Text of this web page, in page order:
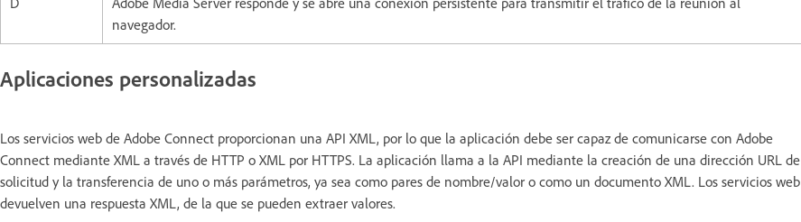
navegador.
Aplicaciones personalizadas
Los servicios web de Adobe Connect proporcionan una API XML, por lo que la aplicación debe ser capaz de comunicarse con Adobe
Connect mediante XML a través de HTTP o XML por HTTPS. La aplicación llama a la API mediante la creación de una dirección URL de
solicitud y la transferencia de uno o más parámetros, ya sea como pares de nombre/valor o como un documento XML. Los servicios web
devuelven una respuesta XML, de la que se pueden extraer valores.